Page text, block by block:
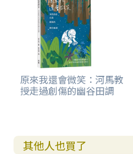
原來我還會微笑：河馬教
授走過創傷的幽谷田調
其他人也買了